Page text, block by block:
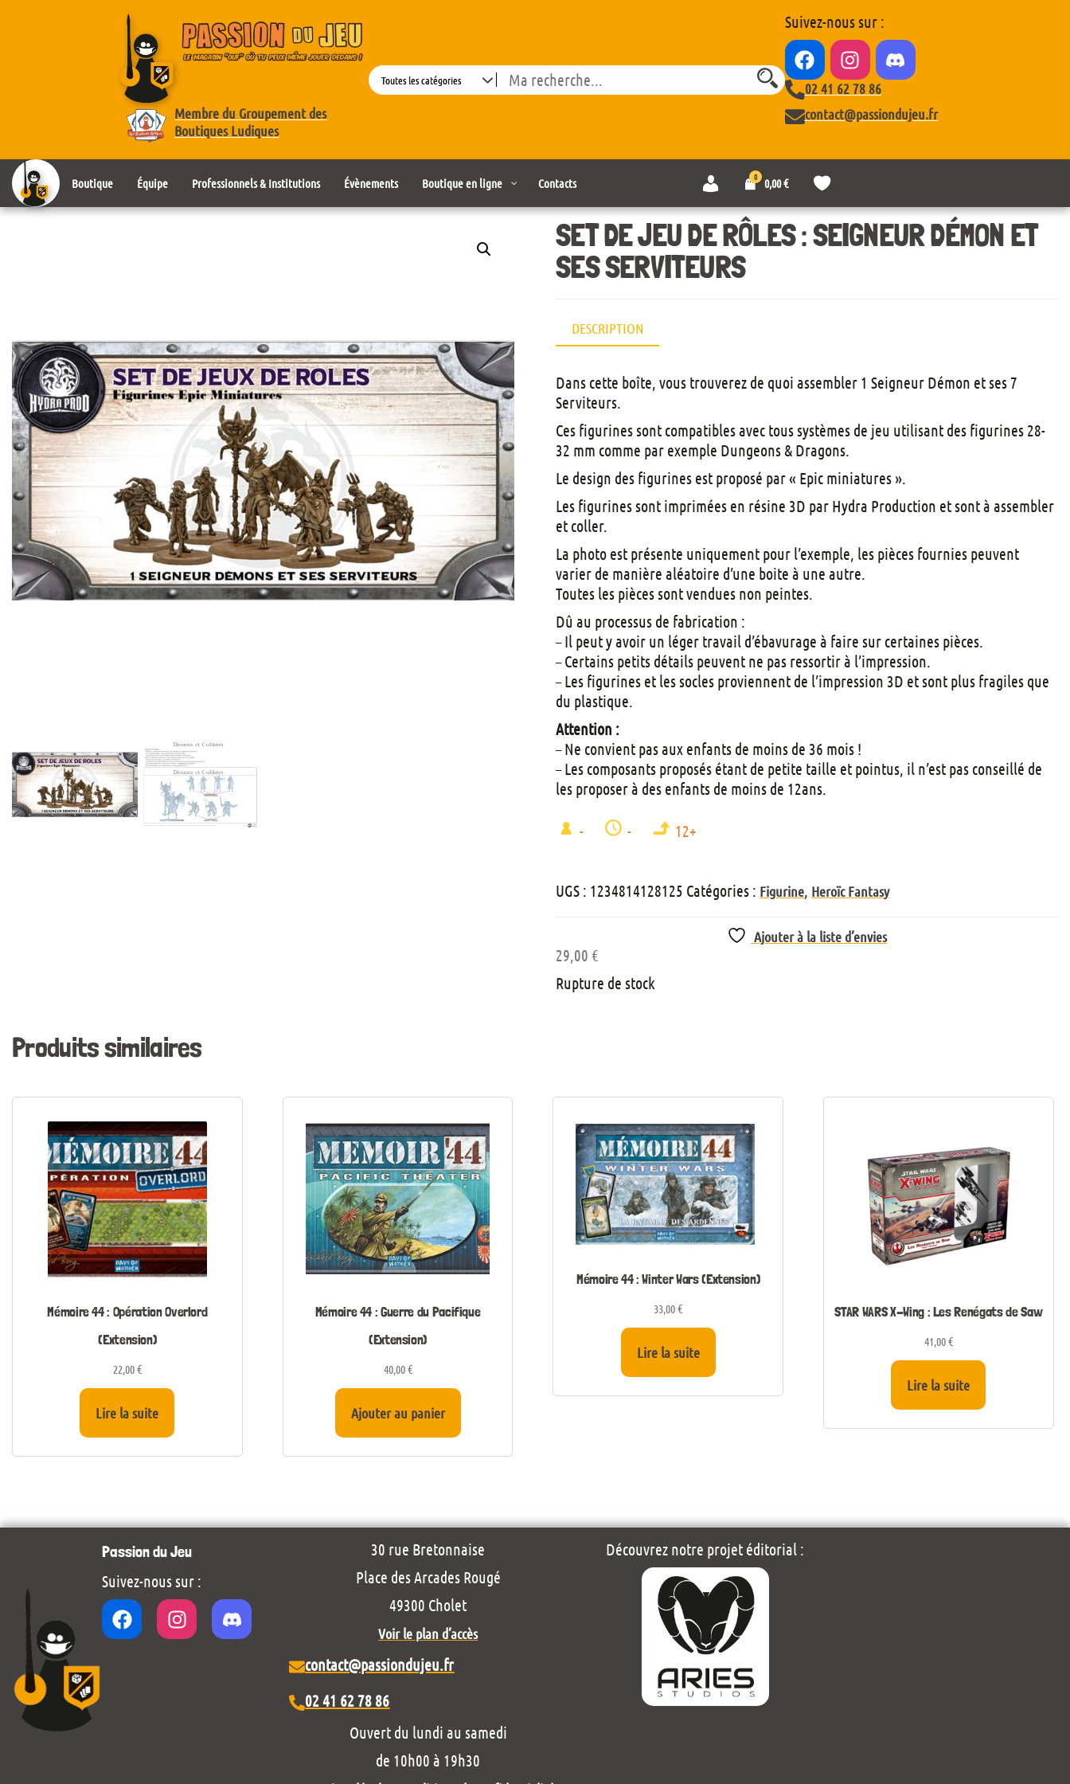
Membre du Groupement des
Boutiques Ludiques
Search
Suivez-nous sur :
02 41 62 78 86
contact@passiondujeu.fr
Boutique Équipe Professionnels & Institutions Évènements Boutique en ligne Contacts
n
c
o
m
p
t
0 0,00€
s
t
e
d
s
SET DE JEU DE RÔLES : SEIGNEUR DÉMON ET
SES SERVITEURS
DESCRIPTION
Dans cette boîte, vous trouverez de quoi assembler 1 Seigneur Démon et ses 7
Serviteurs.
Ces figurines sont compatibles avec tous systèmes de jeu utilisant des figurines 28-
32 mm comme par exemple Dungeons & Dragons.
Le design des figurines est proposé par « Epic miniatures ».
Les figurines sont imprimées en résine 3D par Hydra Production et sont à assembler
et coller.
La photo est présente uniquement pour l’exemple, les pièces fournies peuvent
varier de manière aléatoire d’une boite à une autre.
Toutes les pièces sont vendues non peintes.
Dû au processus de fabrication :
– Il peut y avoir un léger travail d’ébavurage à faire sur certaines pièces.
– Certains petits détails peuvent ne pas ressortir à l’impression.
– Les figurines et les socles proviennent de l’impression 3D et sont plus fragiles que
du plastique.
Attention :
– Ne convient pas aux enfants de moins de 36 mois !
– Les composants proposés étant de petite taille et pointus, il n’est pas conseillé de
les proposer à des enfants de moins de 12ans.
- - 12+
UGS : 1234814128125 Catégories : Figurine Heroïc Fantasy
Ajouter à la liste d’envies
29,00€
Rupture de stock
Produits similaires
Mémoire 44 : Opération Overlord
(Extension)
22,00€
Lire la suite
Mémoire 44 : Guerre du Pacifique
(Extension)
40,00€
Ajouter au panier
Mémoire 44 : Winter Wars (Extension)
33,00€
Lire la suite
STAR WARS X-Wing : Les Renégats de Saw
41,00€
Lire la suite
Passion du Jeu
Suivez-nous sur :
30 rue Bretonnaise
Place des Arcades Rougé
49300 Cholet
Voir le plan d’accès
contact@passiondujeu.fr
02 41 62 78 86
Ouvert du lundi au samedi
de 10h00 à 19h30
Découvrez notre projet éditorial :